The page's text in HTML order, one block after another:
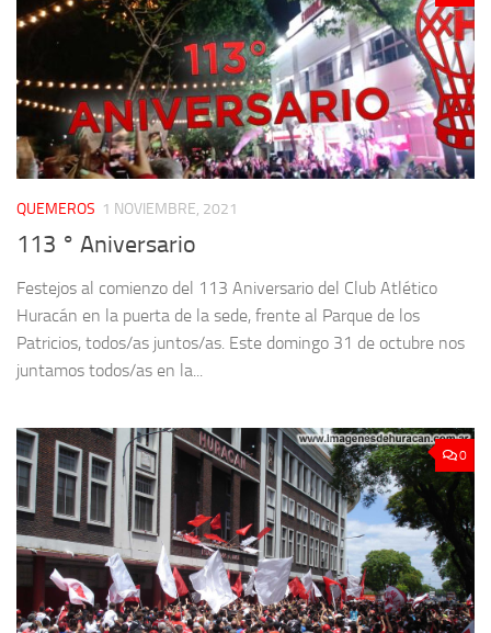
QUEMEROS 1 NOVIEMBRE, 2021
113 ° Aniversario
Festejos al comienzo del 113 Aniversario del Club Atlético
Huracán en la puerta de la sede, frente al Parque de los
Patricios, todos/as juntos/as. Este domingo 31 de octubre nos
juntamos todos/as en la...
0